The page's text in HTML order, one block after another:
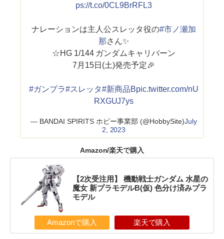
ps://t.co/0CL9BrRFL3
ナレーションは主人公スレッタ役の#市ノ瀬加
那さん✨
☆HG 1/144 ガンダムキャリバーン
7月15日(土)発売予定🎉
#ガンプラ#スレッタ#新商品Bpic.twitter.com/nU
RXGUJ7ys
— BANDAI SPIRITS ホビー事業部 (@HobbySite)July
2, 2023
Amazon/楽天で購入
【2次受注用】 機動戦士ガンダム 水星の
魔女 新プラモデルB(仮) 色分け済みプラ
モデル
Amazonで購入 楽天で購入